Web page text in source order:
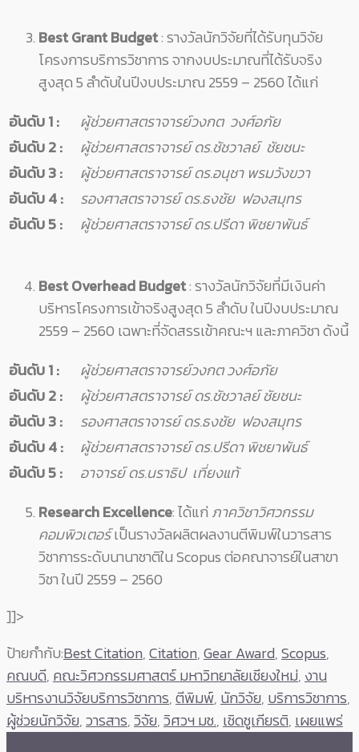
Best Grant Budget: รางวัลนักวิจัยที่ได้รับทุนวิจัย
โครงการบริการวิชาการ จากงบประมาณที่ได้รับจริง
สูงสุด 5 ลำดับในปีงบประมาณ 2559 – 2560 ได้แก่
อันดับ 1:
ผู้ช่วยศาสตราจารย์วงกต วงศ์อภัย
อันดับ 2:
ผู้ช่วยศาสตราจารย์ ดร.ชัชวาลย์ ชัยชนะ
อันดับ 3:
ผู้ช่วยศาสตราจารย์ ดร.อนุชา พรมวังขวา
อันดับ 4:
รองศาสตราจารย์ ดร.ธงชัย ฟองสมุทร
อันดับ 5: ผู้ช่วยศาสตราจารย์ ดร.ปรีดา พิชยาพันธ์
Best Overhead Budget: รางวัลนักวิจัยที่มีเงินค่า
บริหารโครงการเข้าจริงสูงสุด 5 ลำดับ ในปีงบประมาณ
2559 – 2560 เฉพาะที่จัดสรรเข้าคณะฯ และภาควิชา ดังนี้
อันดับ 1:
ผู้ช่วยศาสตราจารย์วงกต วงศ์อภัย
อันดับ 2:
ผู้ช่วยศาสตราจารย์ ดร.ชัชวาลย์ ชัยชนะ
อันดับ 3:
รองศาสตราจารย์ ดร.ธงชัย ฟองสมุทร
อันดับ 4:
ผู้ช่วยศาสตราจารย์ ดร.ปรีดา พิชยาพันธ์
อันดับ 5:
อาจารย์ ดร.นราธิป เที่ยงแท้
Research Excellence: ได้แก่ ภาควิชาวิศวกรรม
คอมพิวเตอร์เป็นรางวัลผลิตผลงานตีพิมพ์ในวารสาร
วิชาการระดับนานาชาติใน Scopus ต่อคณาจารย์ในสาขา
วิชา ในปี 2559 – 2560
]]>
ป้ายกำกับ:Best Citation,Citation,Gear Award,Scopus,
คณบดี, คณะวิศวกรรมศาสตร์ มหาวิทยาลัยเชียงใหม่, งาน
บริหารงานวิจัยบริการวิชาการ,ตีพิมพ์, นักวิจัย, บริการวิชาการ,
ผู้ช่วยนักวิจัย,วารสาร,วิจัย,วิศวฯ มช., เชิดชูเกียรติ, เผยแพร่